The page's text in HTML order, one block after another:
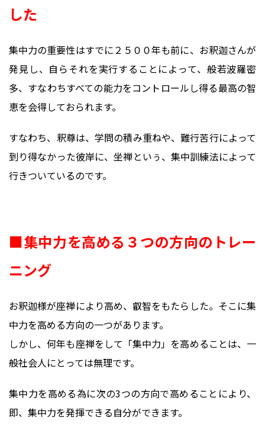
した
集中力の重要性はすでに２５００年も前に、お釈迦さんが
発見し、自らそれを実行することによって、般若波羅密
多、すなわちすべての能力をコントロールし得る最高の智
恵を会得しておられます。
すなわち、釈尊は、学問の積み重ねや、難行苦行によって
到り得なかった彼岸に、坐禅といぅ、集中訓練法によって
行きついているのです。
■集中力を高める３つの方向のトレー
ニング
お釈迦様が座禅により高め、叡智をもたらした。そこに集
中力を高める方向の一つがあります。
しかし、何年も座禅をして「集中力」を高めることは、一
般社会人にとっては無理です。
集中力を高める為に次の3つの方向で高めることにより、
即、集中力を発揮できる自分ができます。